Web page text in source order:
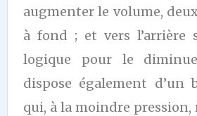
augmenter le volume,
à fond ; et vers l’arrière
logique pour le
dispose également d’un
qui, à la moindre